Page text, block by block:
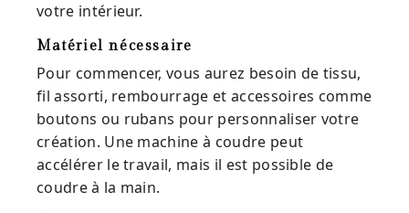
votre intérieur.
Matériel nécessaire
Pour commencer, vous aurez besoin de tissu,
fil assorti, rembourrage et accessoires comme
boutons ou rubans pour personnaliser votre
création. Une machine à coudre peut
accélérer le travail, mais il est possible de
coudre à la main.